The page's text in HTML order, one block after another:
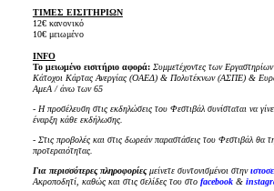
ΤΙΜΕΣ ΕΙΣΙΤΗΡΙΩΝ
12€ κανονικό
10€ μειωμένο
INFO
Το μειωμένο εισιτήριο αφορά: Συμμετέχοντες των
Κάτοχοι Κάρτας Ανεργίας (ΟΑΕΔ) & Πολυτέκνων (ΑΣΠΕ) &
ΑμεΑ / άνω των 65
- Η προσέλευση στις εκδηλώσεις του Φεστιβάλ συνίσταται να
έναρξη κάθεεκδήλωσης.
- Στις προβολές και στις δωρεάν παραστάσεις του Φεστιβάλ θα
προτεραιότητας.
Για περισσότερες πληροφορίεςμείνετε συντονισμένοι στην
Ακροποδητί, καθώς και στις σελίδες του στο facebook&